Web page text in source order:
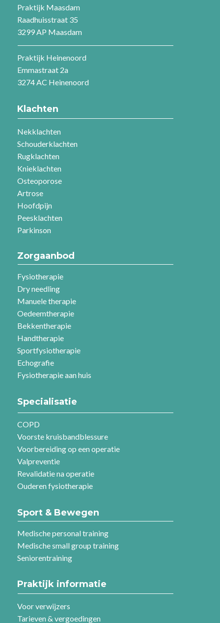
Praktijk Maasdam
Raadhuisstraat 35
3299 AP Maasdam
Praktijk Heinenoord
Emmastraat 2a
3274 AC Heinenoord
Klachten
Nekklachten
Schouderklachten
Rugklachten
Knieklachten
Osteoporose
Artrose
Hoofdpijn
Peesklachten
Parkinson
Zorgaanbod
Fysiotherapie
Dry needling
Manuele therapie
Oedeemtherapie
Bekkentherapie
Handtherapie
Sportfysiotherapie
Echografie
Fysiotherapie aan huis
Specialisatie
COPD
Voorste kruisbandblessure
Voorbereiding op een operatie
Valpreventie
Revalidatie na operatie
Ouderen fysiotherapie
Sport & Bewegen
Medische personal training
Medische small group training
Seniorentraining
Praktijk informatie
Voor verwijzers
Tarieven & vergoedingen